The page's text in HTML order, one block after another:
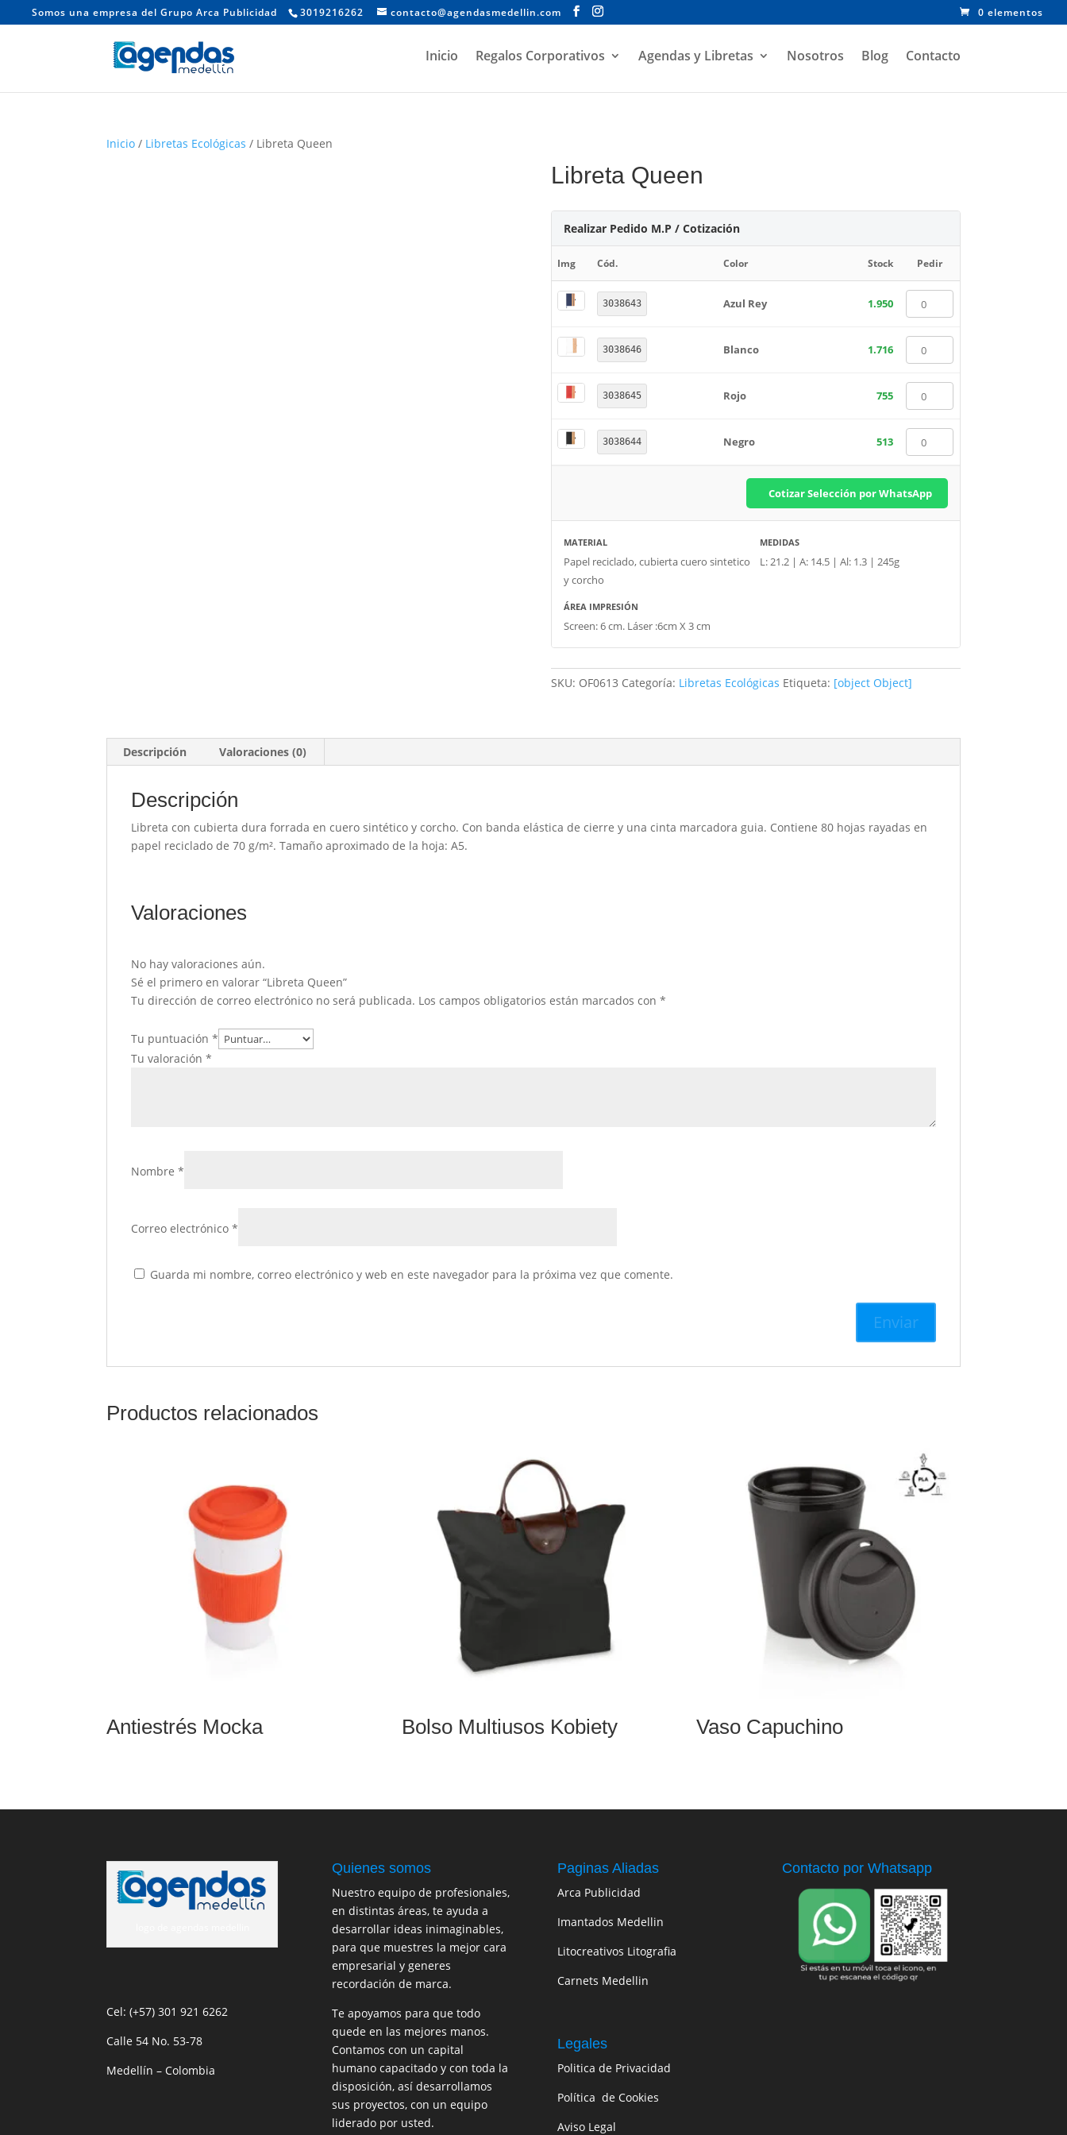
Somos una empresa del Grupo Arca Publicidad 3019216262 contacto@agendasmedellin.com 0 elementos
Inicio Regalos Corporativos Agendas y Libretas Nosotros Blog Contacto
Inicio / Libretas Ecológicas / Libreta Queen
Libreta Queen
Realizar Pedido M.P / Cotización
Img Cód. Color Stock Pedir
3038643 Azul Rey 1.950
3038646 Blanco 1.716
3038645 Rojo 755
3038644 Negro 513
Cotizar Selección por WhatsApp
MATERIAL
Papel reciclado, cubierta cuero sintetico
y corcho
MEDIDAS
L: 21.2 | A: 14.5 | Al: 1.3 | 245g
ÁREA IMPRESIÓN
Screen: 6 cm. Láser :6cm X 3 cm
SKU: OF0613 Categoría: Libretas Ecológicas Etiqueta: [object Object]
Descripción Valoraciones (0)
Descripción
Libreta con cubierta dura forrada en cuero sintético y corcho. Con banda elástica de cierre y una cinta marcadora guia. Contiene 80 hojas rayadas en
papel reciclado de 70 g/m². Tamaño aproximado de la hoja: A5.
Valoraciones
No hay valoraciones aún.
Sé el primero en valorar “Libreta Queen”
Tu dirección de correo electrónico no será publicada. Los campos obligatorios están marcados con*
Tu puntuación*
Tu valoración*
Nombre*
Correo electrónico*
Guarda mi nombre, correo electrónico y web en este navegador para la próxima vez que comente.
Productos relacionados
Antiestrés Mocka Bolso Multiusos Kobiety Vaso Capuchino
Cel: (+57) 301 921 6262
Calle 54 No. 53-78
Medellín – Colombia
Quienes somos
Nuestro equipo de profesionales,
en distintas áreas, te ayuda a
desarrollar ideas inimaginables,
para que muestres la mejor cara
empresarial y generes
recordación de marca.
Te apoyamos para que todo
quede en las mejores manos.
Contamos con un capital
humano capacitado y con toda la
disposición, así desarrollamos
sus proyectos, con un equipo
liderado por usted.
Paginas Aliadas
Arca Publicidad
Imantados Medellin
Litocreativos Litografia
Carnets Medellin
Legales
Politica de Privacidad
Política de Cookies
Aviso Legal
Contacto por Whatsapp